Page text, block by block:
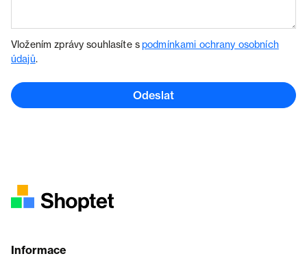
Vložením zprávy souhlasíte spodmínkami ochrany osobních
údajů.
Odeslat
Informace